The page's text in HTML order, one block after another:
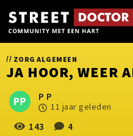
// ZORG ALGEMEEN
JA HOOR, WEER
P P
11 jaar geleden
143 4